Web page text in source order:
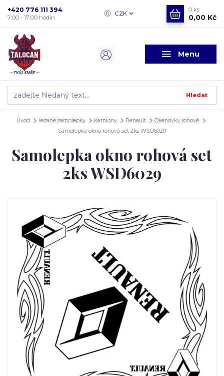
Menu
CZK
Hledat
+420 776 111 394
7:00 - 17:00 hodin
0 ks
0,00 Kč
Úvod řezané samolepky Kamiony Renault
Okenovky rohové
Samolepka okno rohová set 2ks WSD6029
Samolepka okno rohová set
2ks WSD6029